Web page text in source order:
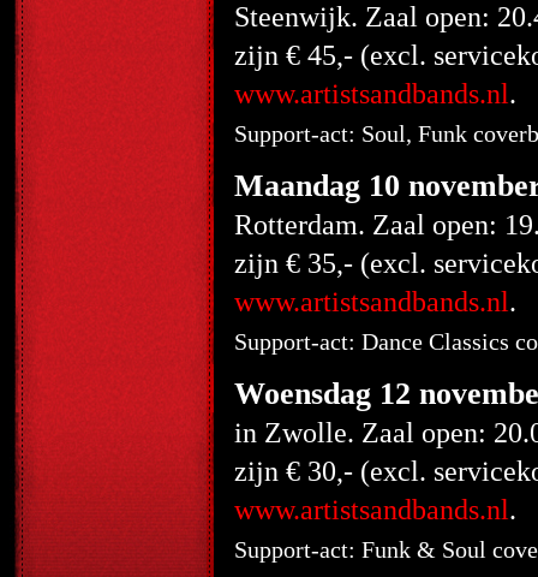
Steenwijk. Zaal open:
zijn € 45,- (excl.
www.artistsandbands.nl.
Support-act: Soul, Funk
Maandag 10
Rotterdam. Zaal open:
zijn € 35,- (excl.
www.artistsandbands.nl.
Support-act: Dance Classics
Woensdag 12
in Zwolle. Zaal open:
zijn € 30,- (excl.
www.artistsandbands.nl.
Support-act: Funk & Soul